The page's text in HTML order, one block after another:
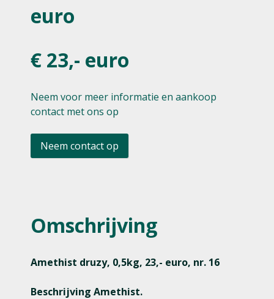
euro
€ 23,- euro
Neem voor meer informatie en aankoop
contact met ons op
Neem contact op
Omschrijving
Amethist druzy, 0,5kg, 23,- euro, nr. 16
Beschrijving Amethist.